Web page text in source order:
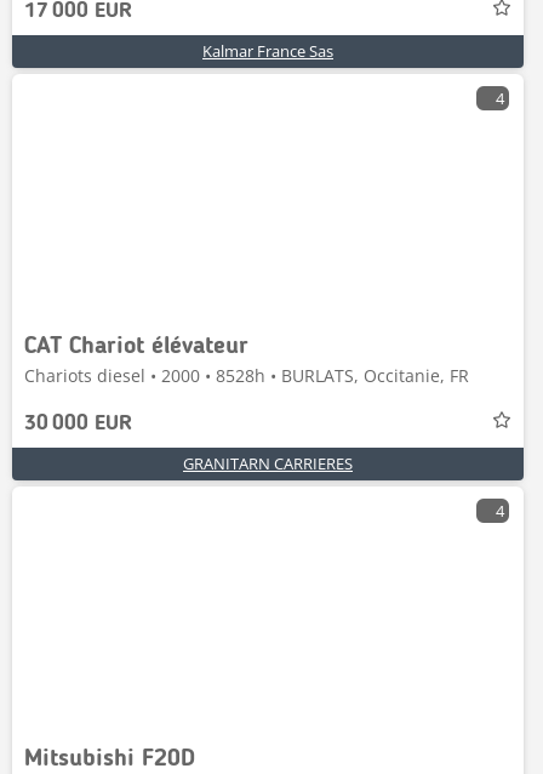
17 000 EUR
Kalmar France Sas
4
CAT Chariot élévateur
Chariots diesel • 2000 • 8528h • BURLATS, Occitanie, FR
30 000 EUR
GRANITARN CARRIERES
4
Mitsubishi F20D